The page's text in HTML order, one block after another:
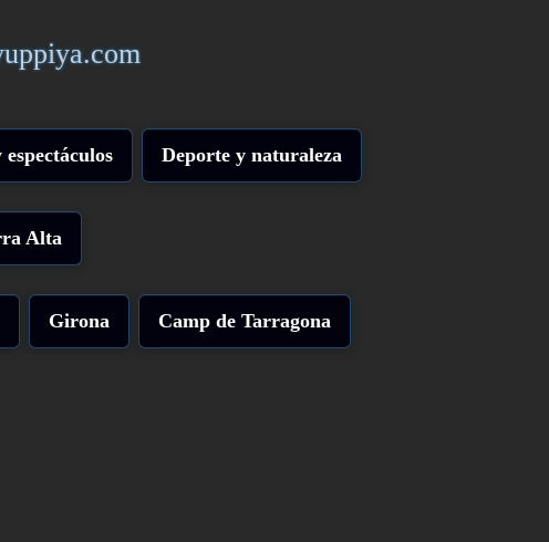
Deporte y naturaleza
Alta
Girona Camp de Tarragona